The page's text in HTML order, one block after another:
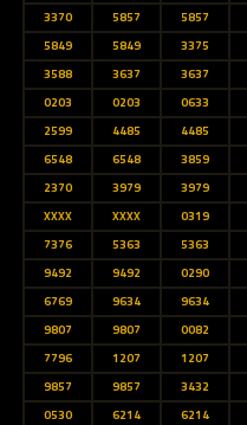
3370
5857 5857
5849
5849 3375
3588
3637 3637
0203
0203 0633
2599
4485 4485
6548
6548 3859
2370
3979 3979
XXXX
XXXX 0319
7376
5363 5363
9492
9492 0290
6769
9634 9634
9807
9807 0082
7796
1207 1207
9857
9857 3432
0530
6214 6214